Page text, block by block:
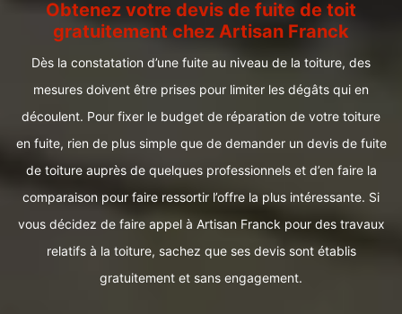
Obtenez votre devis de fuite de toit
gratuitement chez Artisan Franck
Dès la constatation d’une fuite au niveau de la toiture, des
mesures doivent être prises pour limiter les dégâts qui en
découlent. Pour fixer le budget de réparation de votre toiture
en fuite, rien de plus simple que de demander un devis de fuite
de toiture auprès de quelques professionnels et d’en faire la
comparaison pour faire ressortir l’offre la plus intéressante. Si
vous décidez de faire appel à Artisan Franck pour des travaux
relatifs à la toiture, sachez que ses devis sont établis
gratuitement et sans engagement.